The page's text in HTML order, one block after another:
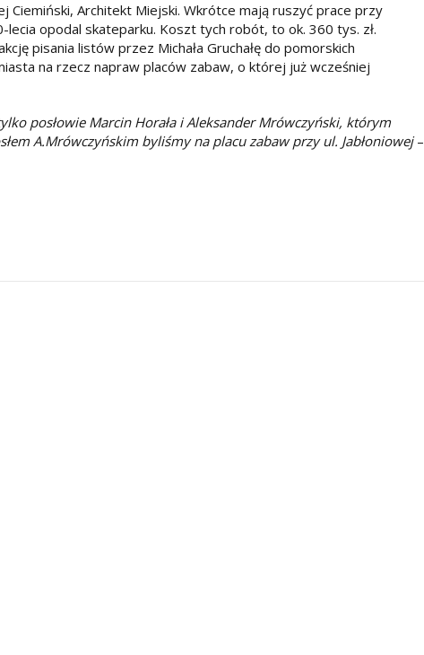
Ciemiński, Architekt Miejski. Wkrótce mają ruszyć prace przy
opodal skateparku. Koszt tych robót, to ok. 360 tys. zł.
pisania listów przez Michała Gruchałę do pomorskich
na rzecz napraw placów zabaw, o której już wcześniej
posłowie Marcin Horała i Aleksander Mrówczyński, którym
A.Mrówczyńskim byliśmy na placu zabaw przy ul. Jabłoniowej–